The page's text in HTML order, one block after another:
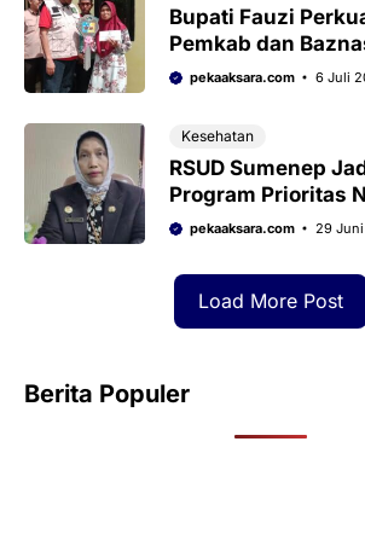
Bupati Fauzi
Pemkab dan
RTLH Jadi
pekaaksara.com 6 Juli
Kesehatan
RSUD Sumenep
Program Prioritas
pekaaksara.com 29
Load More Post
Berita Populer